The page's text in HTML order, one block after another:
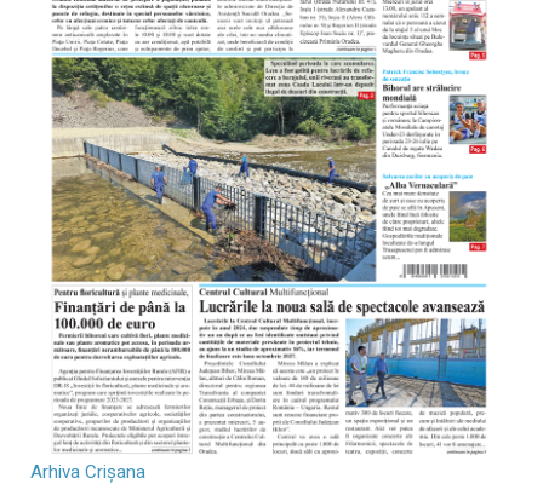
Arhiva Crișana